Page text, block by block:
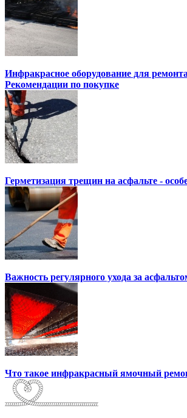
Инфракрасное оборудование для
Рекомендации по покупке
Герметизация трещин на асфальте -
Важность регулярного ухода за
Что такое инфракрасный ямочный